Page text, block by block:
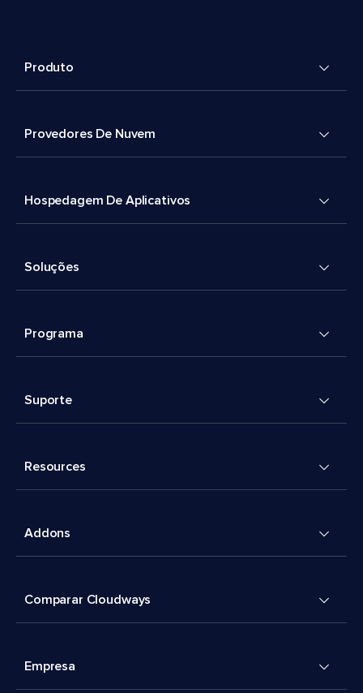
Produto
Provedores De Nuvem
Hospedagem De Aplicativos
Soluções
Programa
Suporte
Resources
Addons
Comparar Cloudways
Empresa